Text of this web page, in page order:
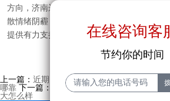
方向，济南远大中医脑康医院，用专业的疏
散情绪阴霾，点亮康复希望。无论你被抑郁
提供有力支持，助你重拾生活热爱，拥抱明媚
在线咨询客
节约你的时间
上一篇： 近期资讯-济南比较好的精神心理医
哪靠 下一篇：
热点速递-济南看精神心理的医
大怎么样